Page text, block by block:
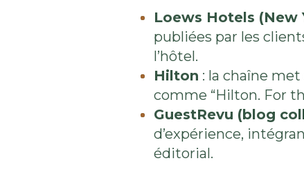
Loews Hotels (New
publiées par les
l’hôtel.
Hilton : la chaîne
comme “Hilton. For
GuestRevu (blog
d’expérience,
éditorial.